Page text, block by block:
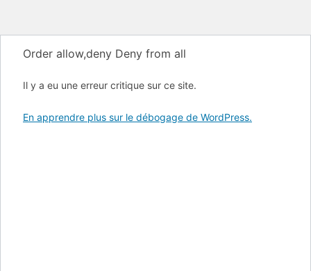
Order allow,deny Deny from all
Il y a eu une erreur critique sur ce site.
En apprendre plus sur le débogage de WordPress.